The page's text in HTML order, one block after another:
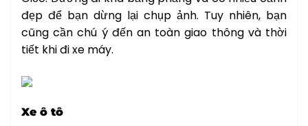
đẹp để bạn dừng lại chụp ảnh. Tuy nhiên, bạn
cũng cần chú ý đến an toàn giao thông và thời
tiết khi đi xe máy.
Xe ô tô